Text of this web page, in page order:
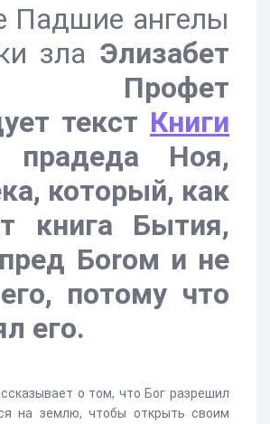
Падшие ангелы
зла Элизабет
Профет
текст Книги
прадеда Ноя,
который, как
книга Бытия,
Боrом и не
потому что
его.
о том, что Бог разрешил
на землю, чтобы открыть своим